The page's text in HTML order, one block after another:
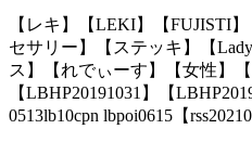
【レキ】【LEKI】【FUJISTI
セサリー】【ステッキ】【
ス】【れでぃーす】【女性】【
【LBHP20191031】【
0513lb10cpn lbpoi0615【